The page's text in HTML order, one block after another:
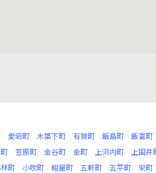
愛宕町 木葉下町 有賀町 飯島町 飯富町
笠原町 金谷町 金町 上河内町 上国井
町 小吹町 紺屋町 五軒町 五平町 栄町